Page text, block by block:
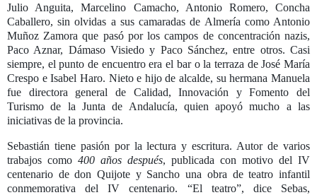
Julio Anguita, Marcelino Camacho, Antonio Romero, Concha
Caballero, sin olvidas a sus camaradas de Almería como Antonio
Muñoz Zamora que pasó por los campos de concentración nazis,
Paco Aznar, Dámaso Visiedo y Paco Sánchez, entre otros. Casi
siempre, el punto de encuentro era el bar o la terraza de José María
Crespo e Isabel Haro. Nieto e hijo de alcalde, su hermana Manuela
fue directora general de Calidad, Innovación y Fomento del
Turismo de la Junta de Andalucía, quien apoyó mucho a las
iniciativas de la provincia.
Sebastián tiene pasión por la lectura y escritura. Autor de varios
trabajos como 400 años después, publicada con motivo del IV
centenario de don Quijote y Sancho una obra de teatro infantil
conmemorativa del IV centenario. “El teatro”, dice Sebas,